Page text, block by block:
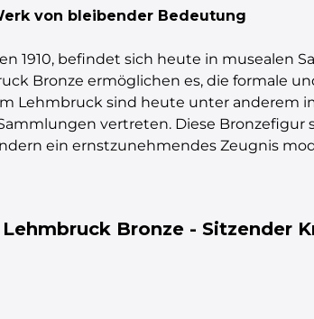
von bleibender Bedeutung
1910, befindet sich heute in musealen
Bronze ermöglichen es, die formale
Lehmbruck sind heute unter anderem
vertreten. Diese
ein ernstzunehmendes Zeugnis
Bronze - Sitzender